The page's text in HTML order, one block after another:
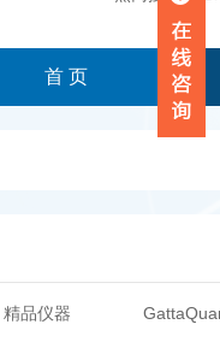
首 页
精品仪器